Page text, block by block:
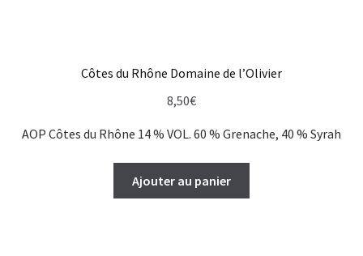
Côtes du Rhône Domaine de l’Olivier
8,50€
AOP Côtes du Rhône 14 % VOL. 60 % Grenache, 40 % Syrah
Ajouter au panier